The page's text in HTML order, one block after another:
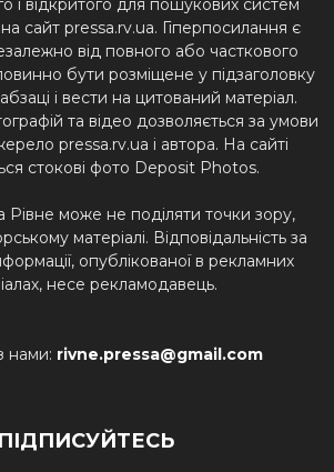
і відкритого для пошукових систем
сайт pressa.rv.ua. Гіперпосилання є
від повного або часткового
бути розміщене у підзаголовку
і вести на цитований матеріал.
та відео дозволяється за умови
pressa.rv.ua і автора. На сайті
стокові фото Deposit Photos.
Рівне може не поділяти точки зору,
матеріалі. Відповідальність за
опублікованої в рекламних
несе рекламодавець.
нами: rivne.pressa@gmail.com
ПІДПИСУЙТЕСЬ